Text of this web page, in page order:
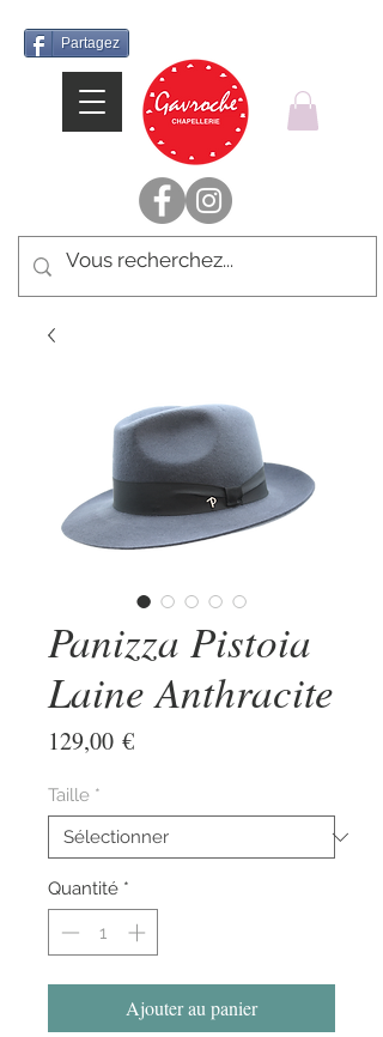
Partagez
Panizza Pistoia
Laine Anthracite
129,00 €Prix
Taille *
Quantité *
Ajouter au panier